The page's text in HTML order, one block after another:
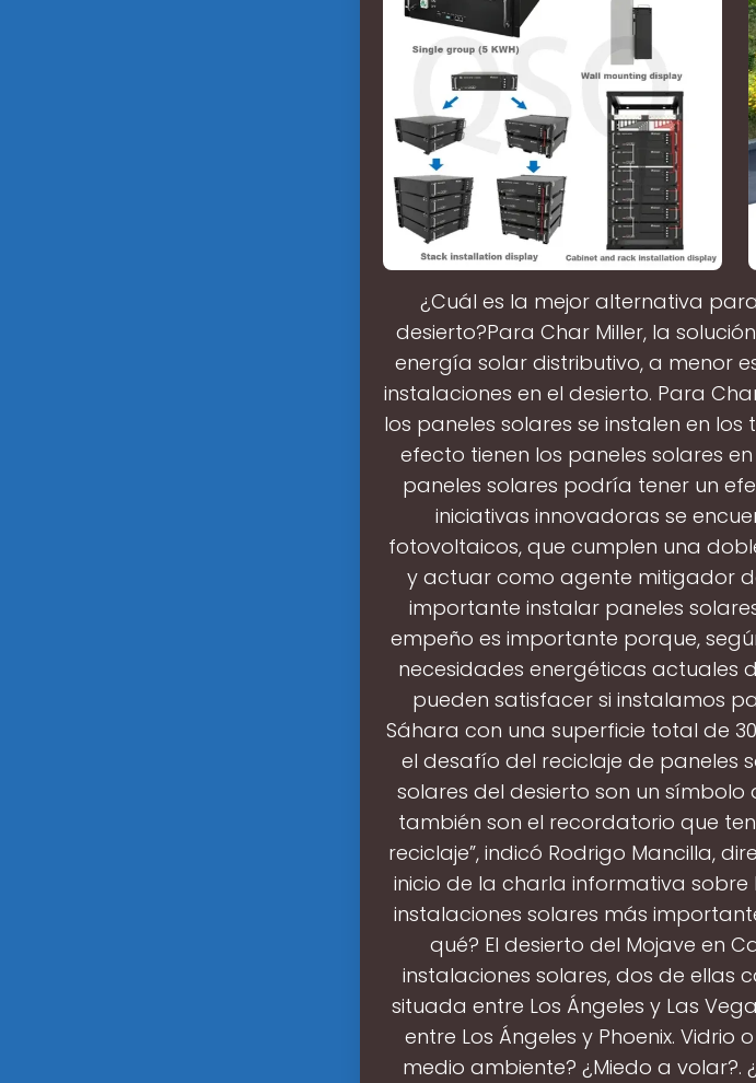
¿Cuál es la mejor alternativa
desierto?Para Char Miller, la
energía solar distributivo, a menor
instalaciones en el desierto. Para
los paneles solares se instalen en
efecto tienen los paneles solares
paneles solares podría tener un
iniciativas innovadoras se
fotovoltaicos, que cumplen una
y actuar como agente mitigador
importante instalar paneles
empeño es importante porque,
necesidades energéticas actuales
pueden satisfacer si instalamos
Sáhara con una superficie total de
el desafío del reciclaje de paneles
solares del desierto son un
también son el recordatorio que
reciclaje”, indicó Rodrigo Mancilla,
inicio de la charla informativa sobre
instalaciones solares más
qué? El desierto del Mojave en
instalaciones solares, dos de ellas
situada entre Los Ángeles y Las
entre Los Ángeles y Phoenix.
medio ambiente? ¿Miedo a volar?.